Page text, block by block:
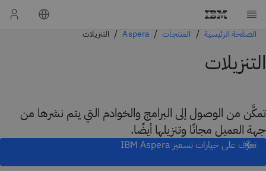
الصفحة الرئيسية المنتجات Aspera التنزيلات
التنزيلات
تمكَّن من الوصول إلى البرامج والخوادم التي يتم نشرها من
جهة العميل مجانًا وتنزيلها أيضًا.
تعرَّف على خيارات تسعير IBM Aspera